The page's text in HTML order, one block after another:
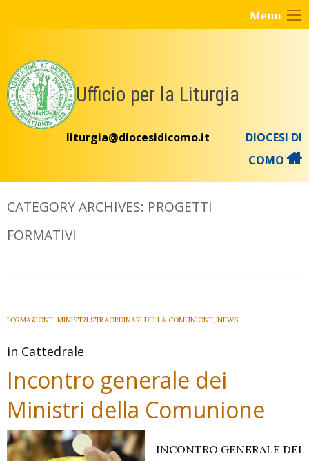
Menu
Ufficio per la Liturgia
liturgia@diocesidicomo.it
DIOCESI DI
COMO
CATEGORY ARCHIVES: PROGETTI
FORMATIVI
FORMAZIONE, MINISTRI STRAORDINARI DELLA COMUNIONE, NEWS
in Cattedrale
Incontro generale dei
Ministri della Comunione
INCONTRO GENERALE DEI